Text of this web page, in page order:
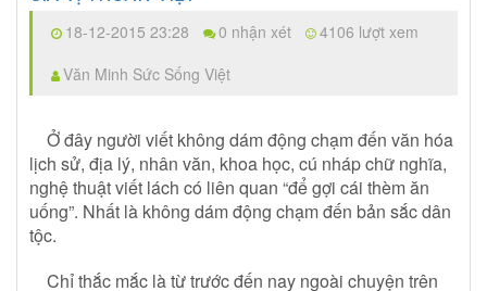
18-12-2015 23:28 0 nhận xét
4106 lượt xem
Văn Minh Sức Sống Việt
Ở đây người viết không dám động chạm đến văn hóa
lịch sử, địa lý, nhân văn, khoa học, cú nháp chữ nghĩa,
nghệ thuật viết lách có liên quan “để gợi cái thèm ăn
uống”. Nhất là không dám động chạm đến bản sắc dân
tộc.
Chỉ thắc mắc là từ trước đến nay ngoài chuyện trên